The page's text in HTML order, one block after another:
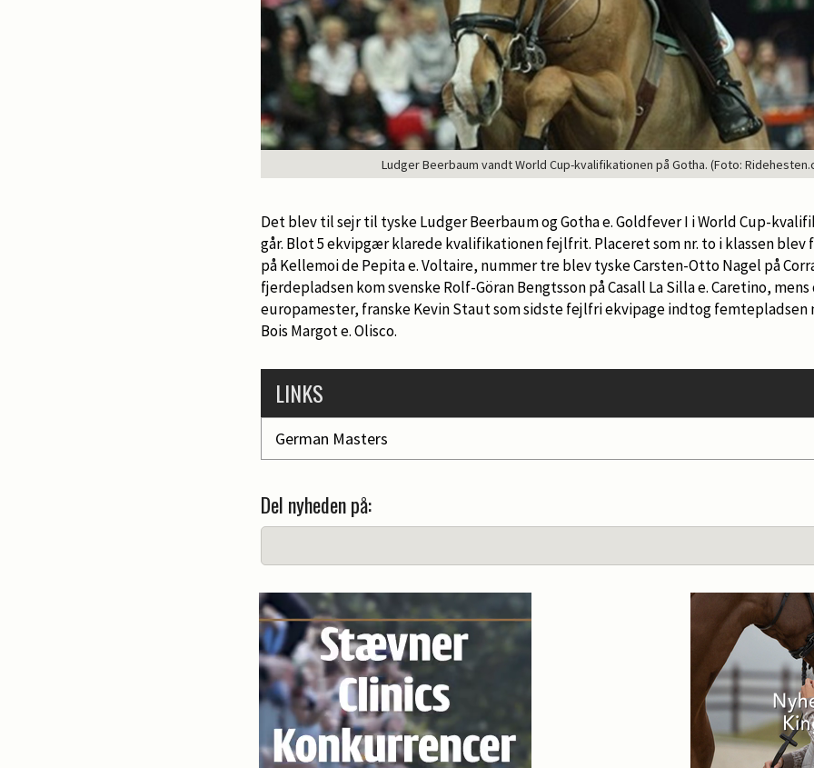
Ludger Beerbaum vandt World Cup-kvalifikationen på Gotha. (Foto:
Det blev til sejr til tyske Ludger Beerbaum og Gotha e. Goldfever I i World Cup-
går. Blot 5 ekvipgær klarede kvalifikationen fejlfrit. Placeret som nr. to i klassen blev
på Kellemoi de Pepita e. Voltaire, nummer tre blev tyske Carsten-Otto Nagel på
fjerdepladsen kom svenske Rolf-Göran Bengtsson på Casall La Silla e. Caretino,
europamester, franske Kevin Staut som sidste fejlfri ekvipage indtog femtepladsen
Bois Margot e. Olisco.
LINKS
German Masters
Del nyheden på: